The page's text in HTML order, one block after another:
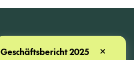
Geschäftsbericht 2025